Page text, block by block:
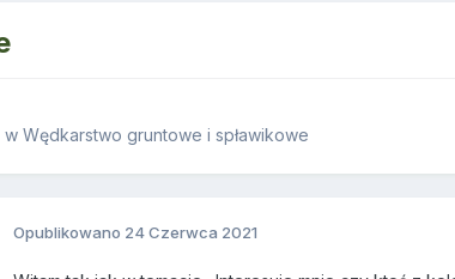
w Wędkarstwo gruntowe i spławikowe
Opublikowano 24 Czerwca 2021